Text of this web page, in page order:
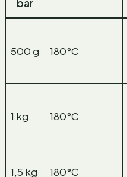
bar
500 g 180°C
1 kg 180°C
1,5 kg 180°C